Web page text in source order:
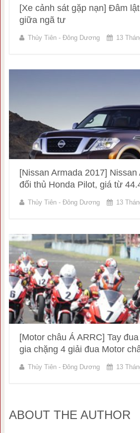
[Xe cảnh sát gặp nạn] Đâm
giữa ngã tư
Thủy Tiên - Đông Dương 13
[Nissan Armada 2017]
đối thủ Honda Pilot, giá từ
Thủy Tiên - Đông Dương 13
[Motor châu Á ARRC] Tay
gia chặng 4 giải đua Motor
Thủy Tiên - Đông Dương 13
ABOUT THE AUTHOR